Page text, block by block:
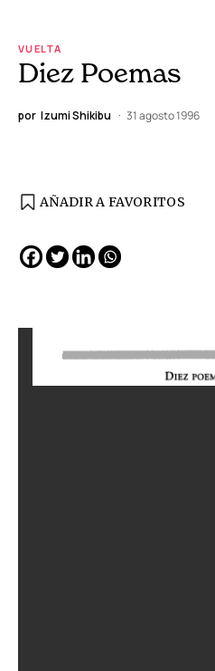
VUELTA
Diez Poemas
por Izumi Shikibu 31 agosto 1996
AÑADIR A FAVORITOS